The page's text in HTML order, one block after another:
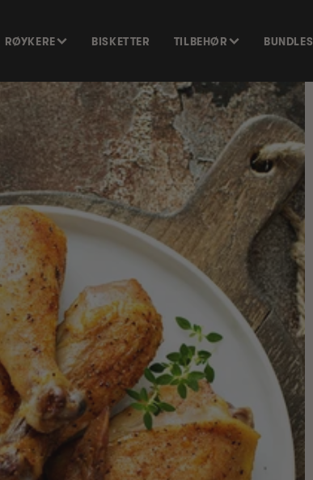
RØYKERE BISKETTER TILBEHØR BUNDLES